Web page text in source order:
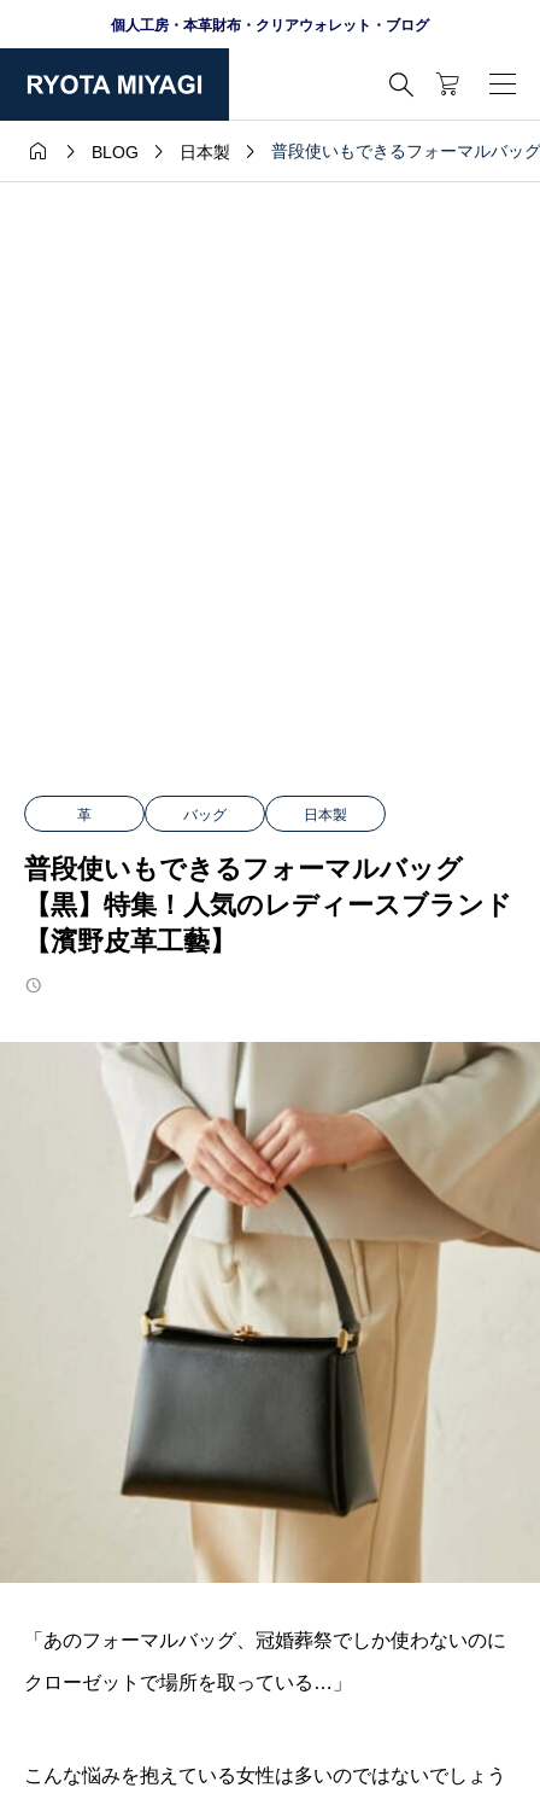
個人工房・本革財布・クリアウォレット・ブログ

  BLOG  日本製  普段使いもできるフォーマルバッ
革 バッグ 日本製
普段使いもできるフォーマルバッグ
【黒】特集！人気のレディースブランド
【濱野皮革工藝】
「あのフォーマルバッグ、冠婚葬祭でしか使わないのに
クローゼットで場所を取っている…」
こんな悩みを抱えている女性は多いのではないでしょう